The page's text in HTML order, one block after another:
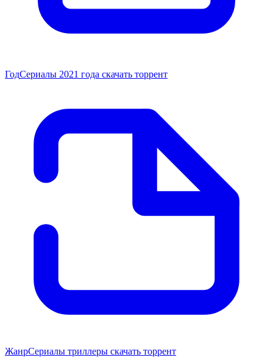
ГодСериалы 2021 года скачать торрент
ЖанрСериалы триллеры скачать торрент